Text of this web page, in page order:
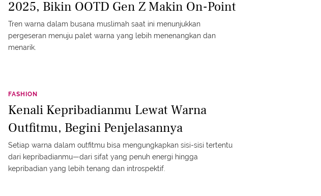
2025, Bikin OOTD Gen Z Makin On-Point
Tren warna dalam busana muslimah saat ini menunjukkan
pergeseran menuju palet warna yang lebih menenangkan dan
menarik.
FASHION
Kenali Kepribadianmu Lewat Warna
Outfitmu, Begini Penjelasannya
Setiap warna dalam outfitmu bisa mengungkapkan sisi-sisi tertentu
dari kepribadianmu—dari sifat yang penuh energi hingga
kepribadian yang lebih tenang dan introspektif.